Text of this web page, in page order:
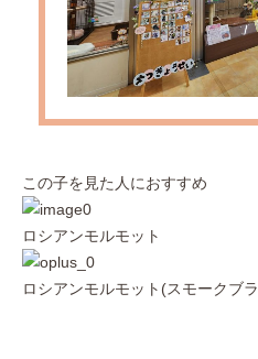
この子を見た人におすすめ
ロシアンモルモット
ロシアンモルモット(スモークブ